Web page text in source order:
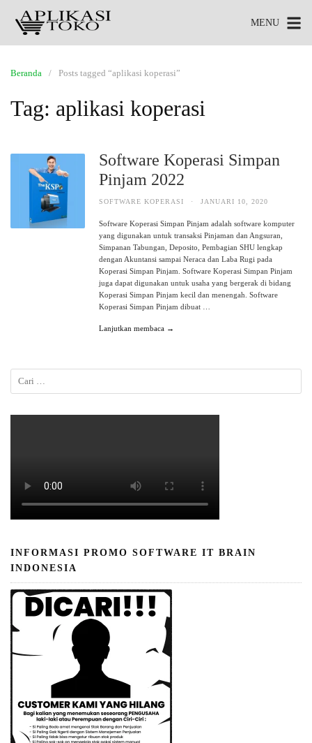
MENU
Beranda Posts tagged “aplikasi koperasi”
Tag: aplikasi koperasi
Software Koperasi Simpan
Pinjam 2022
SOFTWARE KOPERASI · JANUARI 10, 2020
Software Koperasi Simpan Pinjam adalah software komputer
yang digunakan untuk transaksi Pinjaman dan Angsuran,
Simpanan Tabungan, Deposito, Pembagian SHU lengkap
dengan Akuntansi sampai Neraca dan Laba Rugi pada
Koperasi Simpan Pinjam. Software Koperasi Simpan Pinjam
juga dapat digunakan untuk usaha yang bergerak di bidang
Koperasi Simpan Pinjam kecil dan menengah. Software
Koperasi Simpan Pinjam dibuat …
Lanjutkan membaca →
INFORMASI PROMO SOFTWARE IT BRAIN
INDONESIA